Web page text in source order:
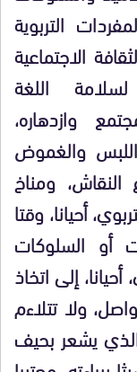
التربوية
الاجتماعية
اللغة
وازدهاره،
والغموض
النقاش، ومناخ
أحيانا، وقتا
أو السلوكات
إلى اتخاذ
ولا تتلاءم
يشعر بحيف